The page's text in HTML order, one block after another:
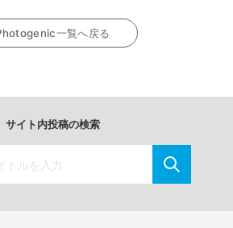
一覧へ戻る
サイト内投稿の検索